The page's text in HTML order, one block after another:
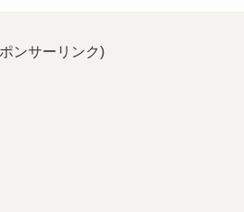
ンサーリンク)